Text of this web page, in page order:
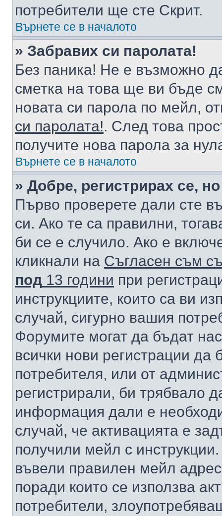
потребители ще сте Скрит.
Върнете се в началото
» Забравих си паролата!
Без паника! Не е възможно
сметка на това ще ви бъде
новата си парола по мейл,
си паролата!. След това
получите нова парола за
Върнете се в началото
» Добре, регистрирах се,
Първо проверете дали сте
си. Ако те са правилни,
би се е случило. Ако е
кликнали на Съгласен съм
под 13 години при
инструкциите, които са ви
случай, сигурно вашия
Форумите могат да бъдат
всички нови регистрации да
потребителя, или от
регистрирали, би трябвало
информация дали е
случай, че активацията е
получили мейл с
въвели правилен мейл
поради които се използва
потребители,